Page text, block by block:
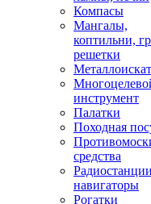
Компасы
Мангалы,
коптильни,
решетки
инструмент
Палатки
Походная
средства
навигаторы
Рогатки